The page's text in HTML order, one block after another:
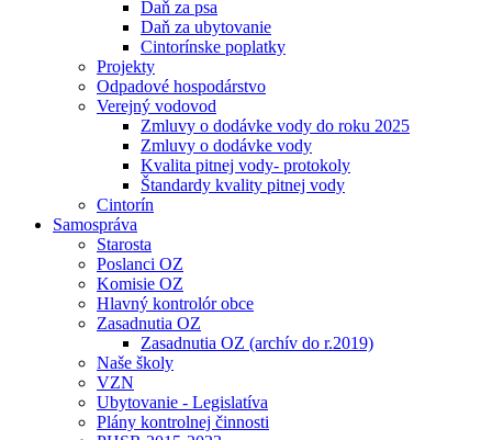
Daň za psa
Daň za ubytovanie
Cintorínske poplatky
Projekty
Odpadové hospodárstvo
Verejný vodovod
Zmluvy o dodávke vody do roku 2025
Zmluvy o dodávke vody
Kvalita pitnej vody- protokoly
Štandardy kvality pitnej vody
Cintorín
Samospráva
Starosta
Poslanci OZ
Komisie OZ
Hlavný kontrolór obce
Zasadnutia OZ
Zasadnutia OZ (archív do r.2019)
Naše školy
VZN
Ubytovanie - Legislatíva
Plány kontrolnej činnosti